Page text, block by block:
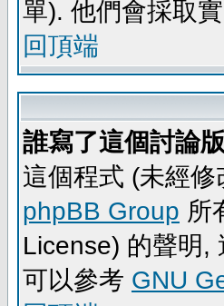
單). 他們會採取
回頂端
誰寫了這個討論
這個程式 (未經
phpBB Group 所
License) 的聲明,
可以參考 GNU